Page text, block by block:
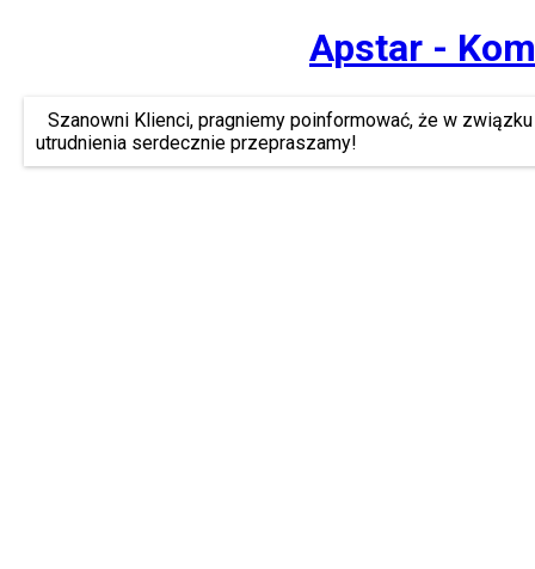
Apstar -
Szanowni Klienci, pragniemy poinformować, że w
utrudnienia serdecznie przepraszamy!